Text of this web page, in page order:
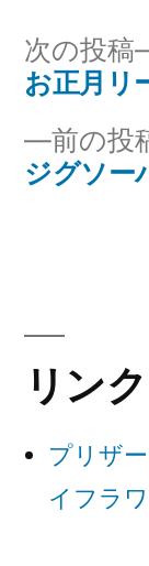
投
稿
ナ
ー
シ
ョ
前の投
ジグソー
次の投稿
お正月リ
リンク
プリザ
イフラ